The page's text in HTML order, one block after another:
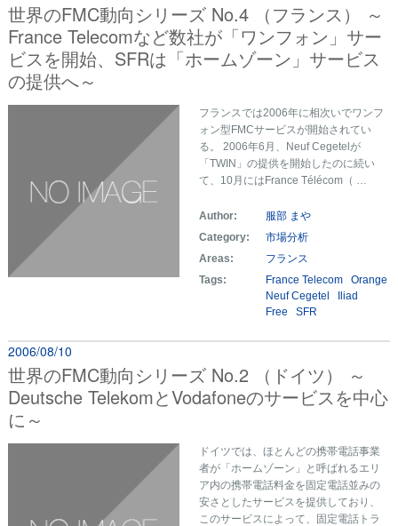
世界のFMC動向シリーズ No.4 （フランス） ～
France Telecomなど数社が「ワンフォン」サー
ビスを開始、SFRは「ホームゾーン」サービス
の提供へ～
フランスでは2006年に相次いでワンフ
ォン型FMCサービスが開始されてい
る。 2006年6月、Neuf Cegetelが
「TWIN」の提供を開始したのに続い
て、10月にはFrance Télécom（ …
Author:
服部 まや
Category:
市場分析
Areas:
フランス
Tags:
France Telecom
Orange
Neuf Cegetel
Iliad
Free
SFR
2006/08/10
世界のFMC動向シリーズ No.2 （ドイツ） ～
Deutsche TelekomとVodafoneのサービスを中心
に～
ドイツでは、ほとんどの携帯電話事業
者が「ホームゾーン」と呼ばれるエリ
ア内の携帯電話料金を固定電話並みの
安さとしたサービスを提供しており、
このサービスによって、固定電話トラ